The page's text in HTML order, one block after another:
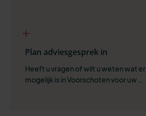
Plan adviesgesprek in
Heeft u vragen of wilt u weten wat er
mogelijk is in Voorschoten voor uw